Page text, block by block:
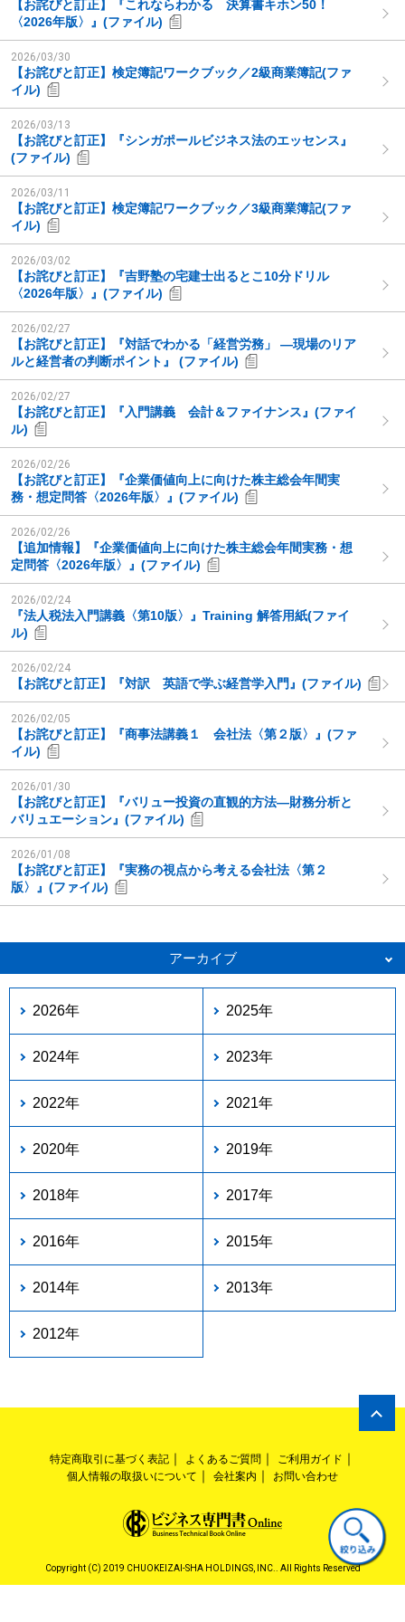
【お詫びと訂正】『これならわかる 決算書キホン50！
〈2026年版〉』(ファイル)
2026/03/30
【お詫びと訂正】検定簿記ワークブック／2級商業簿記(ファ
イル)
2026/03/13
【お詫びと訂正】『シンガポールビジネス法のエッセンス』
(ファイル)
2026/03/11
【お詫びと訂正】検定簿記ワークブック／3級商業簿記(ファ
イル)
2026/03/02
【お詫びと訂正】『吉野塾の宅建士出るとこ10分ドリル
〈2026年版〉』(ファイル)
2026/02/27
【お詫びと訂正】『対話でわかる「経営労務」 ―現場のリア
ルと経営者の判断ポイント』 (ファイル)
2026/02/27
【お詫びと訂正】『入門講義 会計＆ファイナンス』(ファイ
ル)
2026/02/26
【お詫びと訂正】『企業価値向上に向けた株主総会年間実
務・想定問答〈2026年版〉』(ファイル)
2026/02/26
【追加情報】『企業価値向上に向けた株主総会年間実務・想
定問答〈2026年版〉』(ファイル)
2026/02/24
『法人税法入門講義〈第10版〉』Training 解答用紙(ファイ
ル)
2026/02/24
【お詫びと訂正】『対訳 英語で学ぶ経営学入門』(ファイル)
2026/02/05
【お詫びと訂正】『商事法講義１ 会社法〈第２版〉』(ファ
イル)
2026/01/30
【お詫びと訂正】『バリュー投資の直観的方法―財務分析と
バリュエーション』(ファイル)
2026/01/08
【お詫びと訂正】『実務の視点から考える会社法〈第２
版〉』(ファイル)
アーカイブ
2026年 2025年
2024年 2023年
2022年 2021年
2020年 2019年
2018年 2017年
2016年 2015年
2014年 2013年
2012年
特定商取引に基づく表記 よくあるご質問
ご利用ガイド
個人情報の取扱いについて
会社案内 お問い合わせ
Copyright (C) 2019 CHUOKEIZAI-SHA HOLDINGS, INC.. All Rights Reserved